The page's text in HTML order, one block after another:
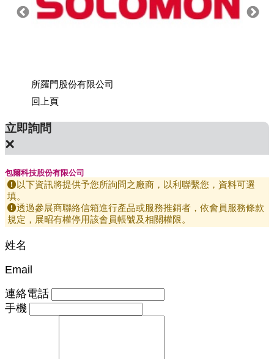
所羅門股份有限公司
回上頁
立即詢問
×
包爾科技股份有限公司
以下資訊將提供予您所詢問之廠商，以利聯繫您，資料可選
填。
透過參展商聯絡信箱進行產品或服務推銷者，依會員服務條款
規定，展昭有權停用該會員帳號及相關權限。
姓名
Email
連絡電話
手機